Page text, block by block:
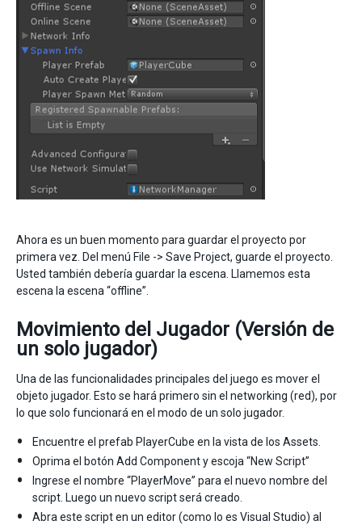
Ahora es un buen momento para guardar el proyecto por
primera vez. Del menú File -> Save Project, guarde el proyecto.
Usted también debería guardar la escena. Llamemos esta
escena la escena “offline”.
Movimiento del Jugador (Versión de
un solo jugador)
Una de las funcionalidades principales del juego es mover el
objeto jugador. Esto se hará primero sin el networking (red), por
lo que solo funcionará en el modo de un solo jugador.
Encuentre el prefab PlayerCube en la vista de los Assets.
Oprima el botón Add Component y escoja “New Script”
Ingrese el nombre “PlayerMove” para el nuevo nombre del
script. Luego un nuevo script será creado.
Abra este script en un editor (como lo es Visual Studio) al